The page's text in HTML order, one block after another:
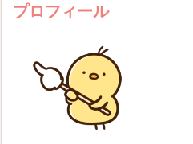
プロフィール